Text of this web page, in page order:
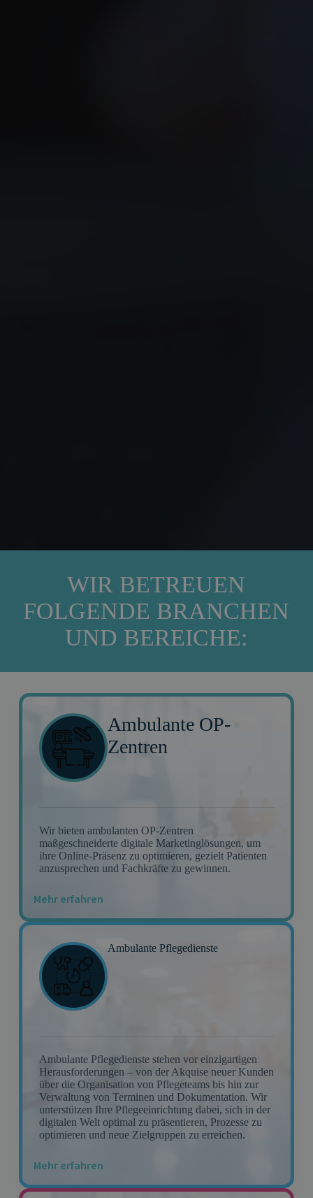
WIR BETREUEN
FOLGENDE BRANCHEN
UND BEREICHE:
Ambulante OP-
Zentren
Wir bieten ambulanten OP-Zentren
maßgeschneiderte digitale Marketinglösungen, um
ihre Online-Präsenz zu optimieren, gezielt Patienten
anzusprechen und Fachkräfte zu gewinnen.
Mehr erfahren
Ambulante Pflegedienste
Ambulante Pflegedienste stehen vor einzigartigen
Herausforderungen – von der Akquise neuer Kunden
über die Organisation von Pflegeteams bis hin zur
Verwaltung von Terminen und Dokumentation. Wir
unterstützen Ihre Pflegeeinrichtung dabei, sich in der
digitalen Welt optimal zu präsentieren, Prozesse zu
optimieren und neue Zielgruppen zu erreichen.
Mehr erfahren